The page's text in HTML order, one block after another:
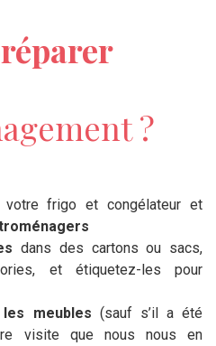
?
votre frigo et congélateur et
dans des cartons ou sacs,
et étiquetez-les pour
meubles (sauf s’il a été
visite que nous nous en